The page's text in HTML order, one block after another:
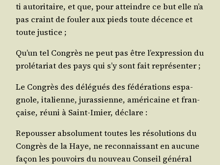
ti auto­ri­taire, et que, pour atteindre ce but elle n’a
pas craint de fou­ler aux pieds toute décence et
toute justice ;
Qu’un tel Congrès ne peut pas être l’expression du
pro­lé­ta­riat des pays qui s’y sont fait représenter ;
Le Congrès des délé­gués des fédé­ra­tions espa­
gnole, ita­lienne, juras­sienne, amé­ri­caine et fran­
çaise, réuni à Saint-Imier, déclare :
Repous­ser abso­lu­ment toutes les réso­lu­tions du
Congrès de la Haye, ne recon­nais­sant en aucune
façon les pou­voirs du nou­veau Conseil géné­ral